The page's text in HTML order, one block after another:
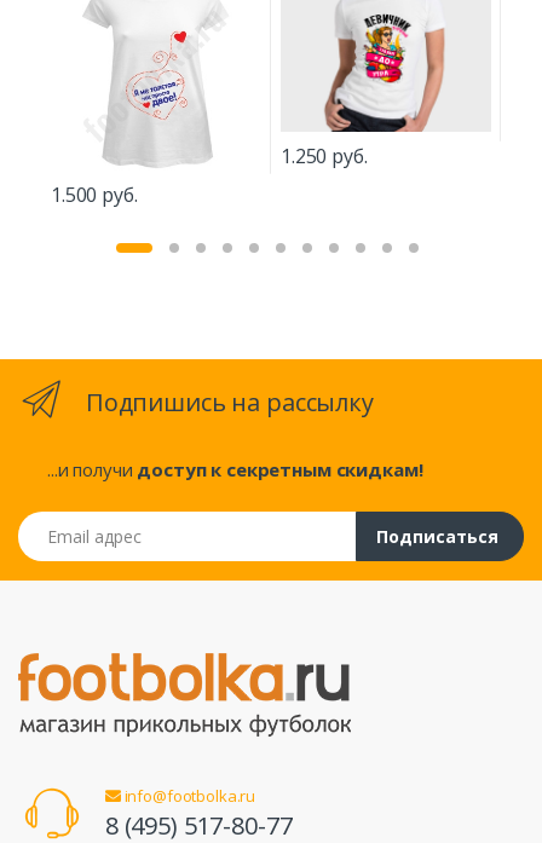
1.500 руб.
1.250 руб.
Подпишись на рассылку
...и получи доступ к секретным скидкам!
Email адрес
Подписаться
info@footbolka.ru
8 (495) 517-80-77